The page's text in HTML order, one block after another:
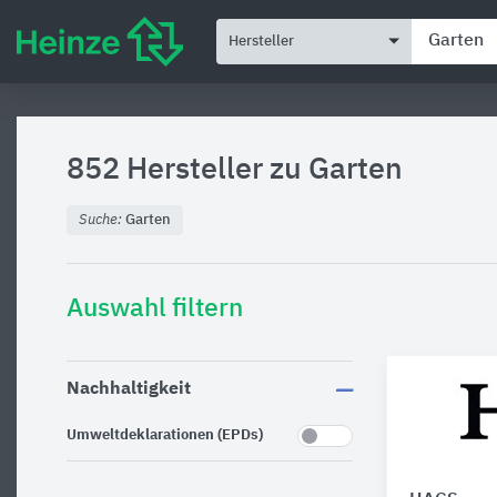
Hersteller
852 Hersteller zu Garten
Suche: Garten
Auswahl filtern
Nachhaltigkeit
Umweltdeklarationen (EPDs)